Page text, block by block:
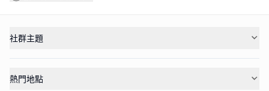
社群主題
熱門地點